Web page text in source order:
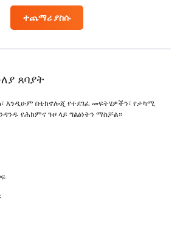
ተጨማሪ ያስሱ
ጸባያት
እንዲሁም በቴክኖሎጂ የተደገፈ መፍትሄዎችን፣ የታካሚ
የሕክምና ጉዞ ላይ ግልፅነትን ማስቻል።